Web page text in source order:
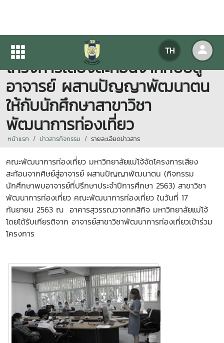
TH
คณะพัฒนาการท่องเที่ยวจัด
โครงการเสียงสะท้อนจากศิษย์สู่
อาจารย์ ผสานปัญญาพัฒนาตน
ให้กับนักศึกษาสาขาวิชา
พัฒนาการท่องเที่ยว
หน้าแรก ข่าวสารกิจกรรม รายละเอียดข่าวสาร
คณะพัฒนาการท่องเที่ยว มหาวิทยาลัยแม่โจ้จัดโครงการเสียง
สะท้อนจากศิษย์สู่อาจารย์ ผสานปัญญาพัฒนาตน (กิจกรรม
นักศึกษาพบอาจารย์ที่ปรึกษาประจำปีการศึกษา 2563) สาขาวิชา
พัฒนาการท่องเที่ยว คณะพัฒนาการท่องเที่ยว ในวันที่ 17
กันยายน 2563 ณ อาคารสุวรรณวาจกกสิกิจ มหาวิทยาลัยแม่โจ้
โดยได้รับเกียรติจาก อาจารย์สาขาวิชาพัฒนาการท่องเที่ยวเข้าร่วม
โครงการ